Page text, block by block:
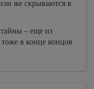
же скрываются в
– еще из
в конце концов